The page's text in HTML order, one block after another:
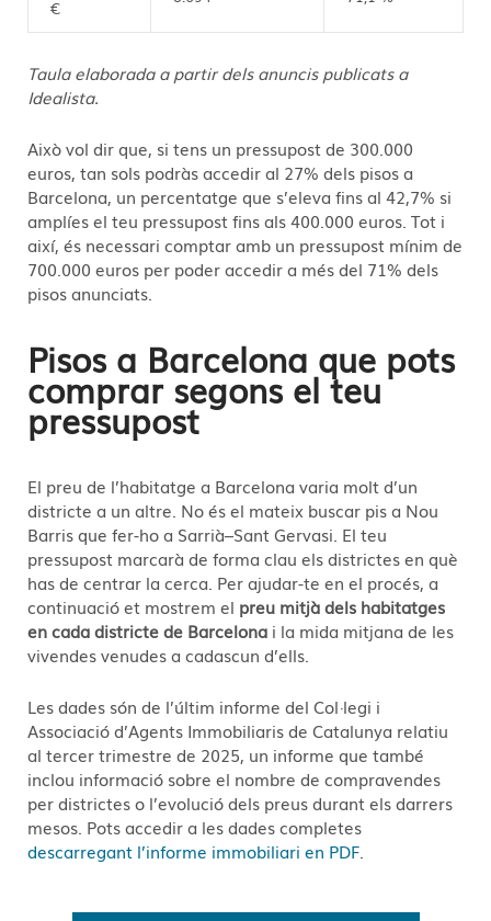
€
Taula elaborada a partir dels anuncis publicats a
Idealista.
Això vol dir que, si tens un pressupost de 300.000
euros, tan sols podràs accedir al 27% dels pisos a
Barcelona, un percentatge que s’eleva fins al 42,7% si
amplíes el teu pressupost fins als 400.000 euros. Tot i
així, és necessari comptar amb un pressupost mínim de
700.000 euros per poder accedir a més del 71% dels
pisos anunciats.
Pisos a Barcelona que pots
comprar segons el teu
pressupost
El preu de l’habitatge a Barcelona varia molt d’un
districte a un altre. No és el mateix buscar pis a Nou
Barris que fer-ho a Sarrià–Sant Gervasi. El teu
pressupost marcarà de forma clau els districtes en què
has de centrar la cerca. Per ajudar-te en el procés, a
continuació et mostrem el preu mitjà dels habitatges
en cada districte de Barcelona i la mida mitjana de les
vivendes venudes a cadascun d’ells.
Les dades són de l’últim informe del Col·legi i
Associació d’Agents Immobiliaris de Catalunya relatiu
al tercer trimestre de 2025, un informe que també
inclou informació sobre el nombre de compravendes
per districtes o l’evolució dels preus durant els darrers
mesos. Pots accedir a les dades completes
descarregant l’informe immobiliari en PDF